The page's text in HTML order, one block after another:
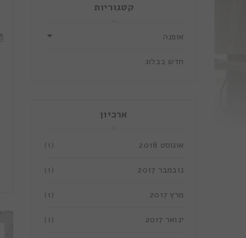
קטגוריות
אופנה
חדש בבלוג
ארכיון
אוגוסט 2018 (1)
נובמבר 2017 (1)
מרץ 2017 (1)
ינואר 2017 (1)